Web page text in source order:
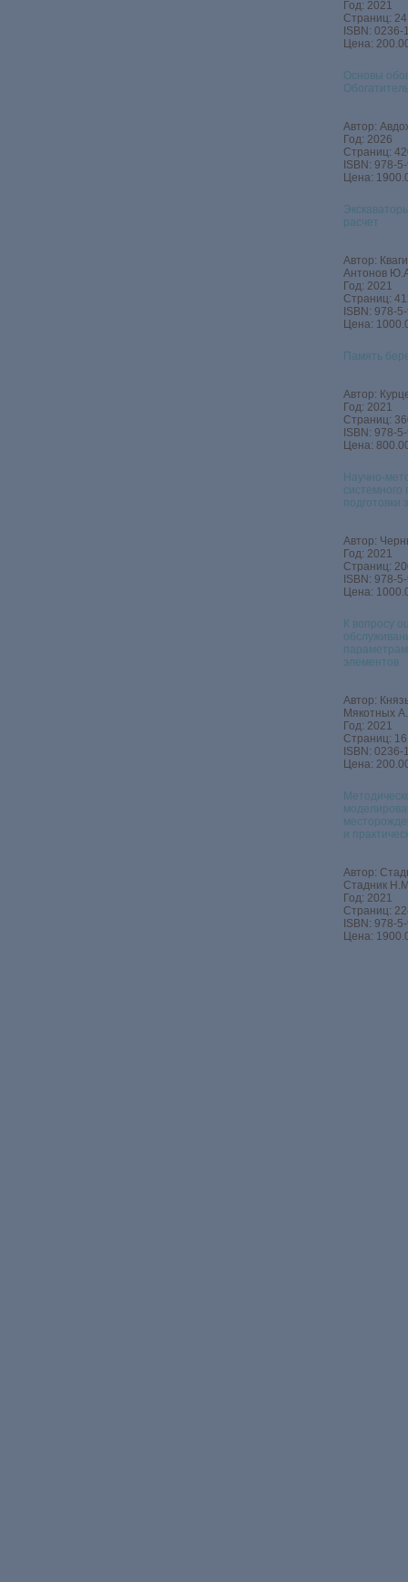
Год: 2021
Страниц: 24
ISBN: 0236-
Цена:
Основы
Автор:
Год: 2026
Страниц:
ISBN: 978-
Цена:
расчет
Автор:
Антонов
Год: 2021
Страниц:
ISBN: 978-
Цена:
Память
Автор:
Год: 2021
Страниц:
ISBN: 978-
Цена:
Научно-
системного
Автор:
Год: 2021
Страниц:
ISBN: 978-
Цена:
К вопросу
параметрам
элементов
Автор:
Мякотных
Год: 2021
Страниц: 16
ISBN: 0236-
Цена:
и
Автор:
Стадник
Год: 2021
Страниц:
ISBN: 978-
Цена: